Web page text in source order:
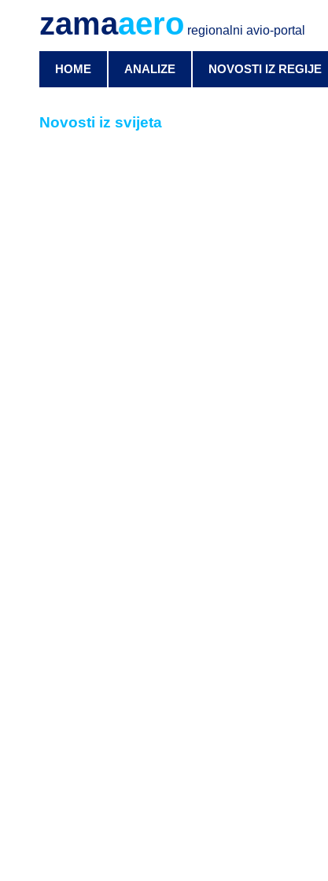
zamaaero regionalni avio-portal
HOME ANALIZE NOVOSTI IZ REGIJE
Novosti iz svijeta